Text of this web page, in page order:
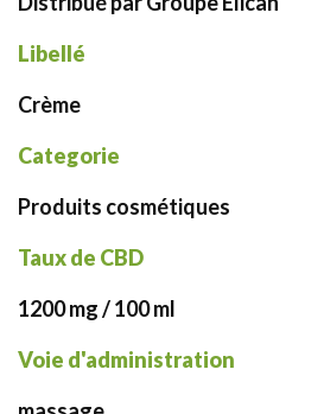
Libellé
Crème
Categorie
Produits cosmétiques
Taux de CBD
1200 mg / 100 ml
Voie d'administration